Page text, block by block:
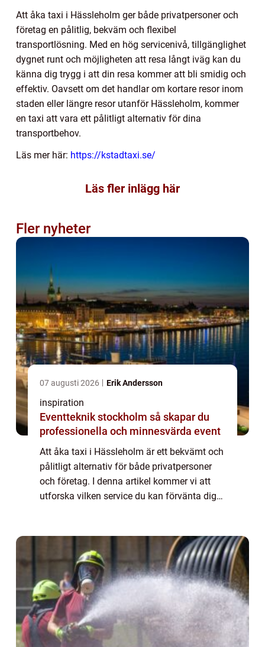
Att åka taxi i Hässleholm ger både privatpersoner och
företag en pålitlig, bekväm och flexibel
transportlösning. Med en hög servicenivå, tillgänglighet
dygnet runt och möjligheten att resa långt iväg kan du
känna dig trygg i att din resa kommer att bli smidig och
effektiv. Oavsett om det handlar om kortare resor inom
staden eller längre resor utanför Hässleholm, kommer
en taxi att vara ett pålitligt alternativ för dina
transportbehov.
Läs mer här: https://kstadtaxi.se/
Läs fler inlägg här
Fler nyheter
07 augusti 2026 Erik Andersson
inspiration
Eventteknik stockholm så skapar du
professionella och minnesvärda event
Att åka taxi i Hässleholm är ett bekvämt och
pålitligt alternativ för både privatpersoner
och företag. I denna artikel kommer vi att
utforska vilken service du kan förvänta dig